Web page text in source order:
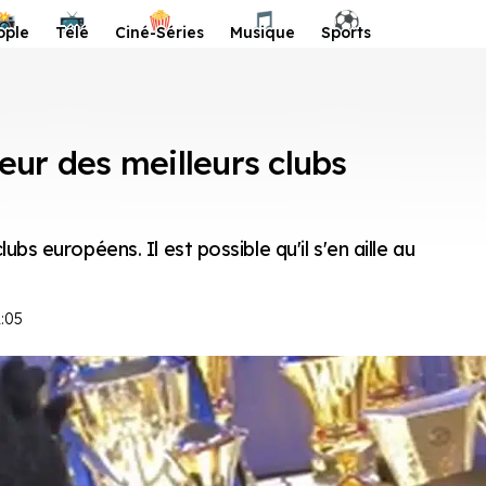
📺
Télé 🍿
Ciné-Séries 🎵
Musique ⚽️
Sports
des meilleurs clubs
européens. Il est possible qu'il s'en aille au